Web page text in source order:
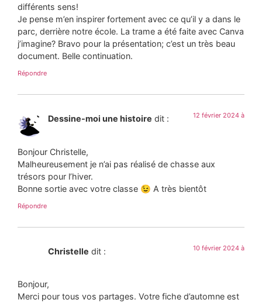
différents sens!
Je pense m’en inspirer fortement avec ce qu’il y a dans le
parc, derrière notre école. La trame a été faite avec Canva
j’imagine? Bravo pour la présentation; c’est un très beau
document. Belle continuation.
Répondre
Dessine-moi une histoire dit : 12 février 2024 à
Bonjour Christelle,
Malheureusement je n’ai pas réalisé de chasse aux
trésors pour l’hiver.
Bonne sortie avec votre classe 😉 A très bientôt
Répondre
Christelle dit : 10 février 2024 à
Bonjour,
Merci pour tous vos partages. Votre fiche d’automne est